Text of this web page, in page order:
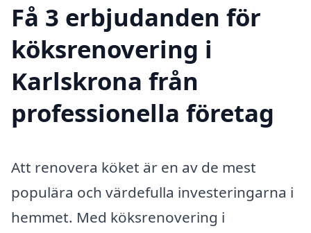
Få 3 erbjudanden för
köksrenovering i
Karlskrona från
professionella företag
Att renovera köket är en av de mest
populära och värdefulla investeringarna i
hemmet. Med köksrenovering i